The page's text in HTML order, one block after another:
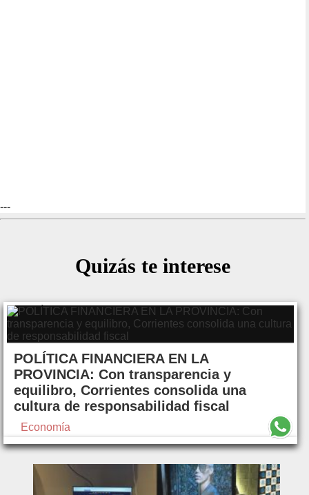
---
Quizás te interese
POLÍTICA FINANCIERA EN LA
PROVINCIA: Con transparencia y
equilibro, Corrientes consolida una
cultura de responsabilidad fiscal
Economía